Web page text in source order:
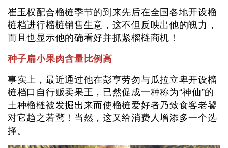
崔玉权配合榴梿季节的到来先后在全国各地开设榴
梿档进行榴梿销售生意，这不但反映出他的魄力，
而且也显示他的确看好并抓紧榴梿商机！
种子扁小果肉含量比例高
事实上，最近通过他在彭亨劳勿与瓜拉立卑开设榴
梿档口自行贩卖果王，已然促成一种称为“神仙”的
土种榴梿被发掘出来而使榴梿爱好者乃致食客老饕
对它趋之若鹜！当然，这又给消费人增添多一个选
择。